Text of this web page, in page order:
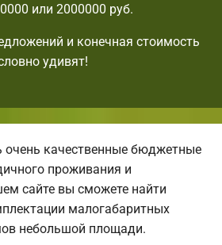
или 2000000 руб.
и конечная стоимость
удивят!
очень качественные бюджетные
проживания и
сайте вы сможете найти
малогабаритных
небольшой площади.